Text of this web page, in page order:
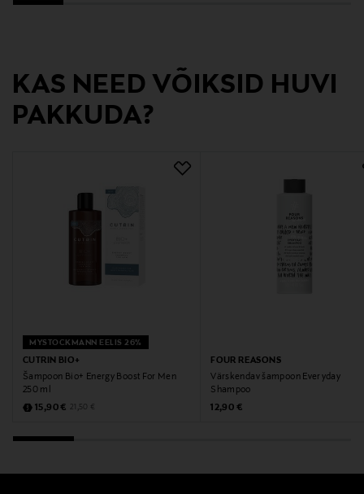
kuluttajapalvelu@cutrin.com
KAS NEED VÕIKSID HUVI
PAKKUDA?
MYSTOCKMANN EELIS 26%
CUTRIN BIO+
Šampoon Bio+ Energy Boost For Men
250 ml
Discounted Price
15,90 € Original Price
21,50 €
FOUR REASONS
Värskendav šampoon Everyday
Shampoo
Original Price
12,90 €